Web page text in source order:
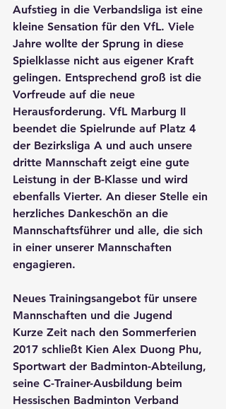
Aufstieg in die Verbandsliga ist eine
kleine Sensation für den VfL. Viele
Jahre wollte der Sprung in diese
Spielklasse nicht aus eigener Kraft
gelingen. Entsprechend groß ist die
Vorfreude auf die neue
Herausforderung. VfL Marburg II
beendet die Spielrunde auf Platz 4
der Bezirksliga A und auch unsere
dritte Mannschaft zeigt eine gute
Leistung in der B-Klasse und wird
ebenfalls Vierter. An dieser Stelle ein
herzliches Dankeschön an die
Mannschaftsführer und alle, die sich
in einer unserer Mannschaften
engagieren.
Neues Trainingsangebot für unsere
Mannschaften und die Jugend
Kurze Zeit nach den Sommerferien
2017 schließt Kien Alex Duong Phu,
Sportwart der Badminton-Abteilung,
seine C-Trainer-Ausbildung beim
Hessischen Badminton Verband